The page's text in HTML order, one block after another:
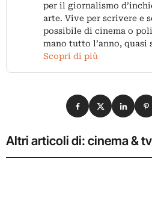
per il giornalismo
arte. Vive per scrivere e
possibile di cinema o
mano tutto l’anno, quasi
Scopri di più
Condividi su
Condividi su
Altri articoli di: cinema & tv